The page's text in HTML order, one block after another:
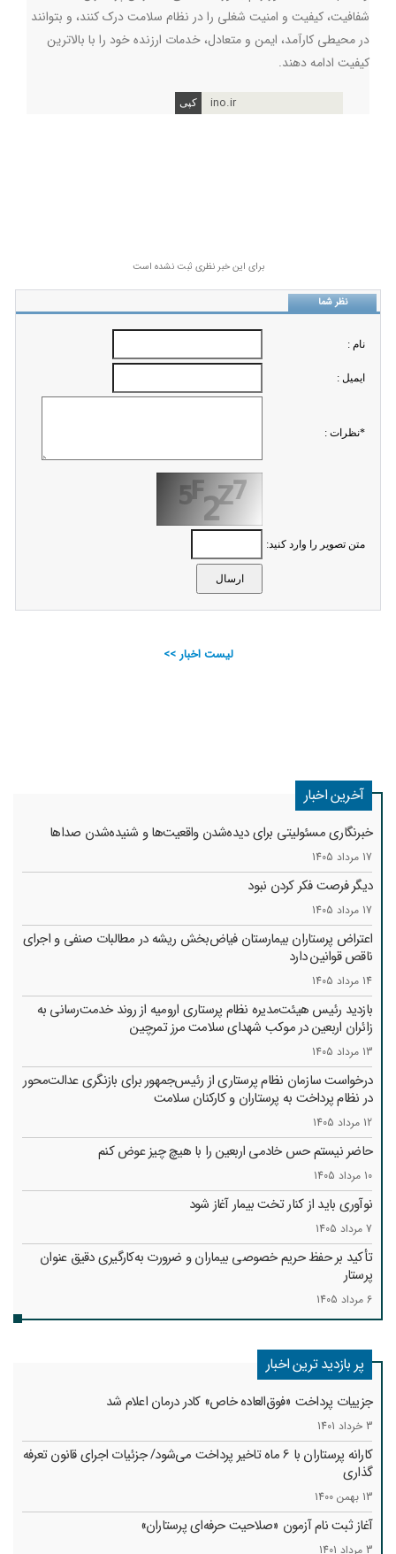
شفافیت، کیفیت و امنیت شغلی را در نظام سلامت درک کنند، و بتوانند
در محیطی کارآمد، ایمن و متعادل، خدمات ارزنده خود را با بالاترین
کیفیت ادامه دهند.
ino.ir
برای این خبر نظری ثبت نشده است
نظر شما
نام :
ايميل :
*نظرات :
متن تصویر را وارد کنید:
لیست اخبار >>
آخرین اخبار
خبرنگاری مسئولیتی برای دیده‌شدن واقعیت‌ها و شنیده‌شدن صداها
17 مرداد 1405
دیگر فرصت فکر کردن نبود
17 مرداد 1405
اعتراض پرستاران بیمارستان فیاض‌بخش ریشه در مطالبات صنفی و اجرای
ناقص قوانین دارد
14 مرداد 1405
بازدید رئیس هیئت‌مدیره نظام پرستاری ارومیه از روند خدمت‌رسانی به
زائران اربعین در موکب شهدای سلامت مرز تمرچین
13 مرداد 1405
درخواست سازمان نظام پرستاری از رئیس‌جمهور برای بازنگری عدالت‌محور
در نظام پرداخت به پرستاران و کارکنان سلامت
12 مرداد 1405
حاضر نیستم حس خادمی اربعین را با هیچ چیز عوض کنم
10 مرداد 1405
نوآوری باید از کنار تخت بیمار آغاز شود
7 مرداد 1405
تأکید بر حفظ حریم خصوصی بیماران و ضرورت به‌کارگیری دقیق عنوان
پرستار
6 مرداد 1405
پر بازدید ترین اخبار
جزییات پرداخت «فوق‌العاده خاص» کادر درمان اعلام شد
3 خرداد 1401
کارانه‌ پرستاران با 6 ماه تاخیر پرداخت می‌شود/ جزئیات اجرای قانون تعرفه
گذاری
13 بهمن 1400
آغاز ثبت نام آزمون «صلاحیت حرفه‌ای پرستاران»
3 مرداد 1401